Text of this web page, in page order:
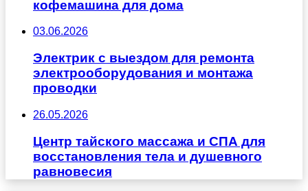
кофемашина для дома
03.06.2026
Электрик с выездом для ремонта
электрооборудования и монтажа
проводки
26.05.2026
Центр тайского массажа и СПА для
восстановления тела и душевного
равновесия